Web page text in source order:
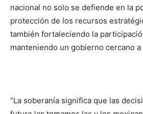
nacional no solo se defiende en la
protección de los recursos
también fortaleciendo la
manteniendo un gobierno cercano a
“La soberanía significa que las